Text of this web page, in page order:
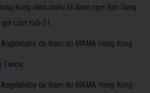
Kong dành nhiều lời khen ngợi Kim Sung
gợi cảm tuổi 51.
Twice.